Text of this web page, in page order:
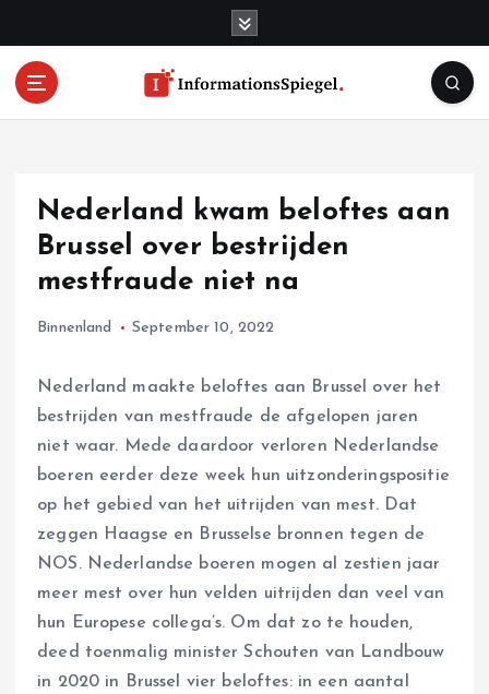
Nederland kwam beloftes aan
Brussel over bestrijden
mestfraude niet na
Binnenland September 10, 2022
Nederland maakte beloftes aan Brussel over het
bestrijden van mestfraude de afgelopen jaren
niet waar. Mede daardoor verloren Nederlandse
boeren eerder deze week hun uitzonderingspositie
op het gebied van het uitrijden van mest. Dat
zeggen Haagse en Brusselse bronnen tegen de
NOS. Nederlandse boeren mogen al zestien jaar
meer mest over hun velden uitrijden dan veel van
hun Europese collega’s. Om dat zo te houden,
deed toenmalig minister Schouten van Landbouw
in 2020 in Brussel vier beloftes: in een aantal